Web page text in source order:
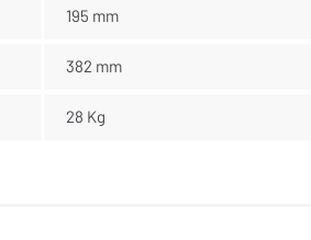
195 mm
382 mm
28 Kg